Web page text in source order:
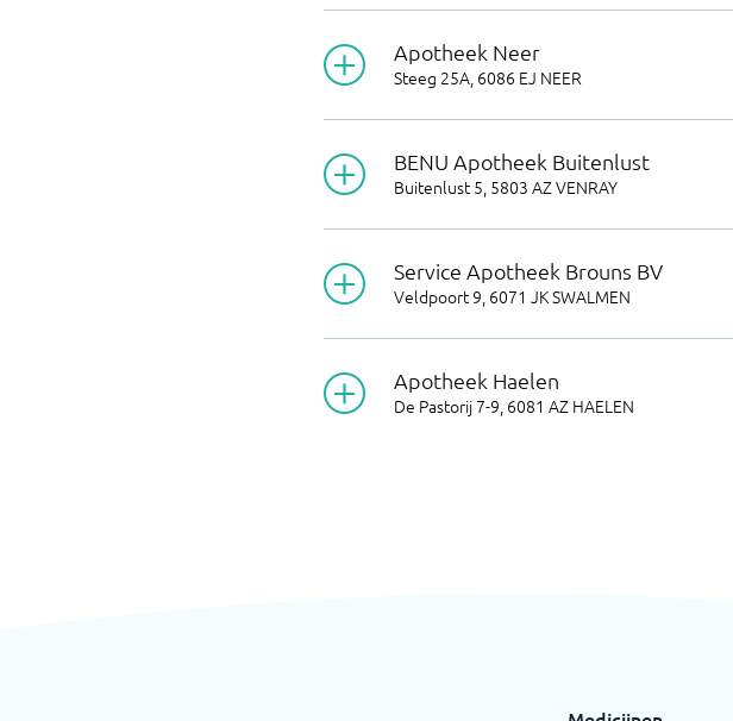
Apotheek Neer
Steeg 25A, 6086 EJ NEER
BENU Apotheek Buitenlust
Buitenlust 5, 5803 AZVENRAY
Service Apotheek Brouns BV
Veldpoort 9, 6071 JKSWALMEN
Apotheek Haelen
De Pastorij 7-9, 6081 AZ HAELEN